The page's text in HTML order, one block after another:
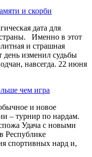
и скорби
дата для
Именно в этот
и страшная
день изменил судьбы
навсегда. 22 июня
чем игра
и новое
– турнир по нардам.
Удача с новыми
Республике
спортивных нард и,